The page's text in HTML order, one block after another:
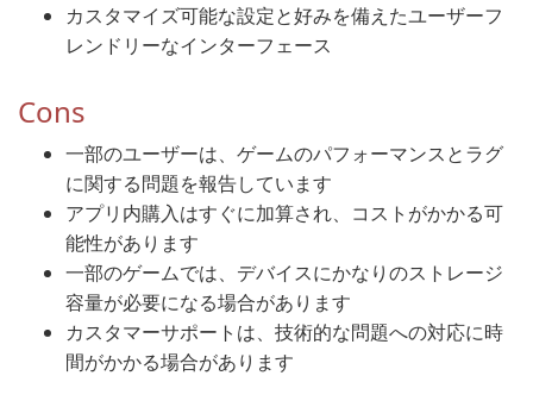
カスタマイズ可能な設定と好みを備えたユーザーフ
レンドリーなインターフェース
Cons
一部のユーザーは、ゲームのパフォーマンスとラグ
に関する問題を報告しています
アプリ内購入はすぐに加算され、コストがかかる可
能性があります
一部のゲームでは、デバイスにかなりのストレージ
容量が必要になる場合があります
カスタマーサポートは、技術的な問題への対応に時
間がかかる場合があります